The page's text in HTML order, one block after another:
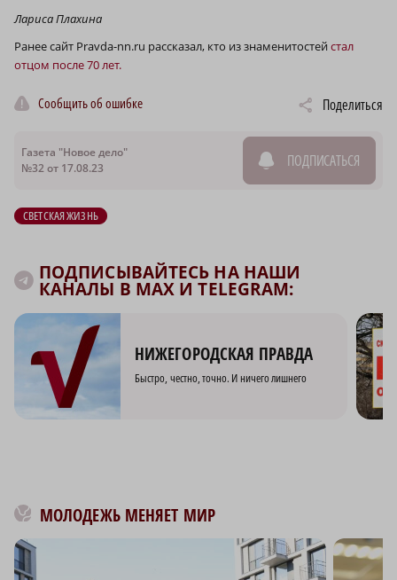
Лариса Плахина
Ранее сайт Pravda-nn.ru рассказал, кто из знаменитостей стал
отцом после 70 лет.
Сообщить об ошибке Поделиться
Газета "Новое дело"
№32 от 17.08.23
ПОДПИСАТЬСЯ
СВЕТСКАЯ ЖИЗНЬ
ПОДПИСЫВАЙТЕСЬ НА НАШИ
КАНАЛЫ В MAX И TELEGRAM:
НИЖЕГОРОДСКАЯ ПРАВДА
Быстро, честно, точно. И ничего лишнего
МОЛОДЕЖЬ МЕНЯЕТ МИР